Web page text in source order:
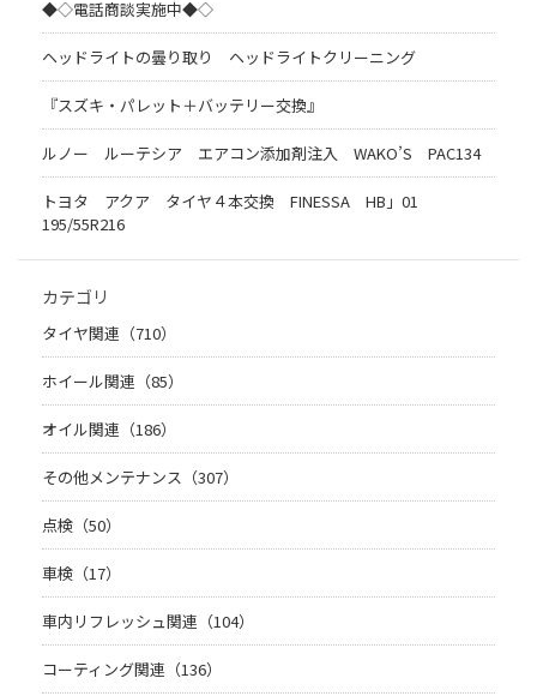
◆◇電話商談実施中◆◇
ヘッドライトの曇り取り ヘッドライトクリーニング
『スズキ・パレット＋バッテリー交換』
ルノー ルーテシア エアコン添加剤注入 WAKO’S PAC134
トヨタ アクア タイヤ４本交換 FINESSA HB」01
195/55R216
カテゴリ
タイヤ関連（710）
ホイール関連（85）
オイル関連（186）
その他メンテナンス（307）
点検（50）
車検（17）
車内リフレッシュ関連（104）
コーティング関連（136）